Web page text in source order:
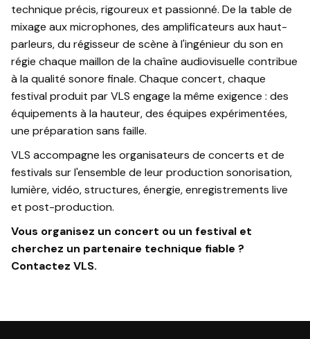
technique précis, rigoureux et passionné. De la table de
mixage aux microphones, des amplificateurs aux haut-
parleurs, du régisseur de scène à l'ingénieur du son en
régie chaque maillon de la chaîne audiovisuelle contribue
à la qualité sonore finale. Chaque concert, chaque
festival produit par VLS engage la même exigence : des
équipements à la hauteur, des équipes expérimentées,
une préparation sans faille.
VLS accompagne les organisateurs de concerts et de
festivals sur l'ensemble de leur production sonorisation,
lumière, vidéo, structures, énergie, enregistrements live
et post-production.
Vous organisez un concert ou un festival et
cherchez un partenaire technique fiable ?
Contactez VLS.